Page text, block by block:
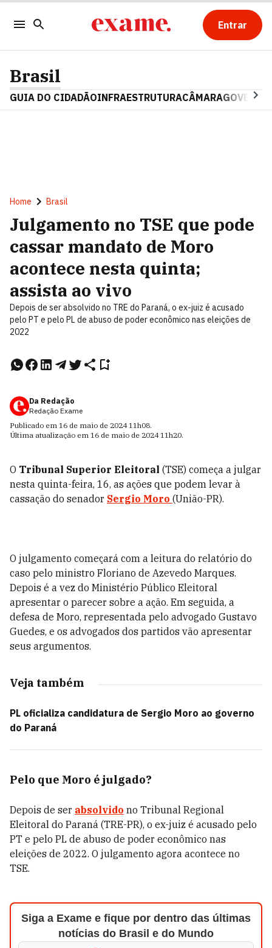
Entrar
Brasil
GUIA DO CIDADÃOINFRAESTRUTURACÂMARAGOVERNO
Home Brasil
Julgamento no TSE que pode
cassar mandato de Moro
acontece nesta quinta;
assista ao vivo
Depois de ser absolvido no TRE do Paraná, o ex-juiz é acusado
pelo PT e pelo PL de abuso de poder econômico nas eleições de
2022
Da Redação
Redação Exame
Publicado em 16 de maio de 2024 11h08.
Última atualização em 16 de maio de 2024 11h20.
O Tribunal Superior Eleitoral (TSE) começa a julgar
nesta quinta-feira, 16, as ações que podem levar à
cassação do senador Sergio Moro (União-PR).
O julgamento começará com a leitura do relatório do
caso pelo ministro Floriano de Azevedo Marques.
Depois é a vez do Ministério Público Eleitoral
apresentar o parecer sobre a ação. Em seguida, a
defesa de Moro, representada pelo advogado Gustavo
Guedes, e os advogados dos partidos vão apresentar
seus argumentos.
Veja também
PL oficializa candidatura de Sergio Moro ao governo
do Paraná
Pelo que Moro é julgado?
Depois de ser absolvido no Tribunal Regional
Eleitoral do Paraná (TRE-PR), o ex-juiz é acusado pelo
PT e pelo PL de abuso de poder econômico nas
eleições de 2022. O julgamento agora acontece no
TSE.
Siga a Exame e fique por dentro das últimas
notícias do Brasil e do Mundo